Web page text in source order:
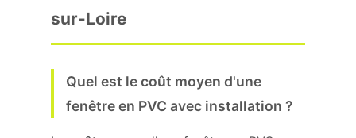
sur-Loire
Quel est le coût moyen d'une
fenêtre en PVC avec installation ?